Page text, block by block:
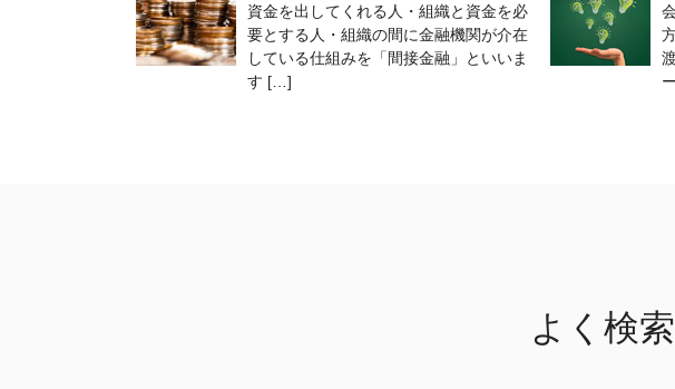
資金を出してくれる人・組織と資金を必
要とする人・組織の間に金融機関が介在
している仕組みを「間接金融」といいま
す […]
よく検